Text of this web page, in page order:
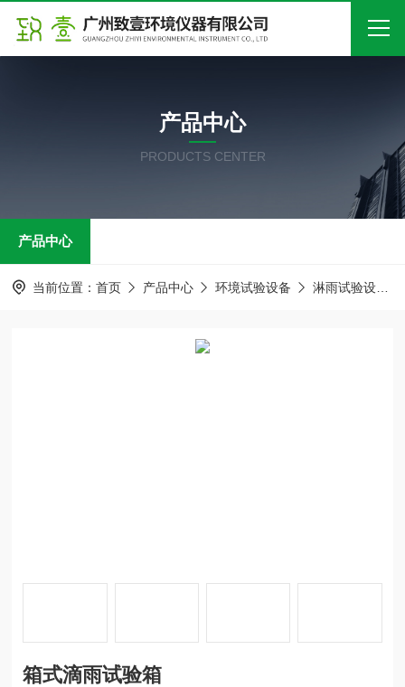
关于我们
产品中心
在线留言
产品中心
PRODUCTS CENTER
产品中心
当前位置： 首页 产品中心 环境试验设备 淋雨试验设备
箱式滴雨试验箱